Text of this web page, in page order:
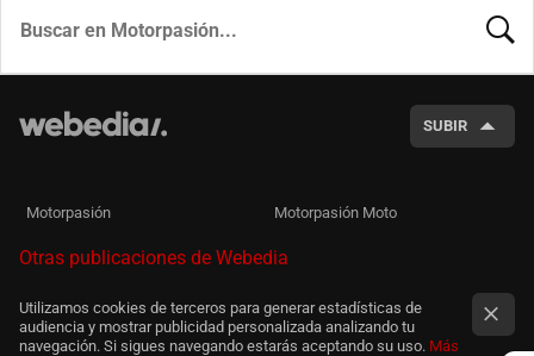
SUBIR
Motorpasión Motorpasión Moto
Otras publicaciones de Webedia
Utilizamos cookies de terceros para generar estadísticas de
audiencia y mostrar publicidad personalizada analizando tu
navegación. Si sigues navegando estarás aceptando su uso. Más